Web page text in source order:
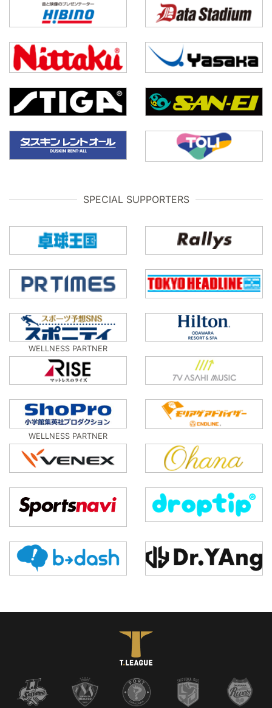
SPECIAL SUPPORTERS
WELLNESS PARTNER
WELLNESS PARTNER